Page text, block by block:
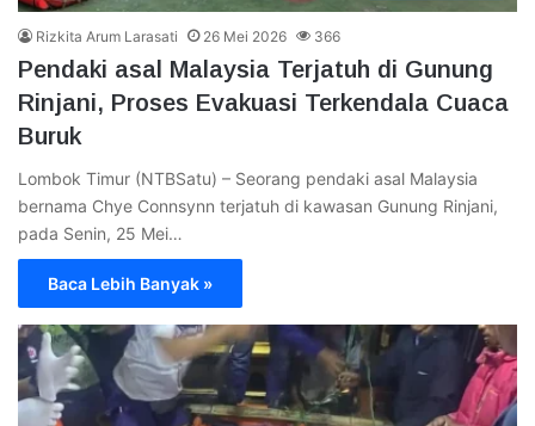
Rizkita Arum Larasati 26 Mei 2026 366
Pendaki asal Malaysia Terjatuh di Gunung
Rinjani, Proses Evakuasi Terkendala Cuaca
Buruk
Lombok Timur (NTBSatu) – Seorang pendaki asal Malaysia
bernama Chye Connsynn terjatuh di kawasan Gunung Rinjani,
pada Senin, 25 Mei…
Baca Lebih Banyak »